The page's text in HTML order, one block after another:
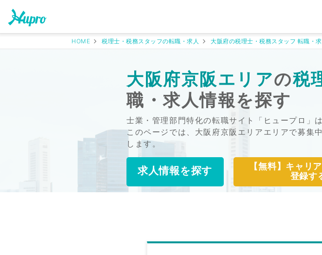
HOME 税理士・税務スタッフの転職・求人 大阪府の税理士・税務スタッフ 転職・求
大阪府京阪エリアの税
職・求人情報を探す
士業・管理部門特化の転職サイト「ヒュープロ」
このページでは、大阪府京阪エリアエリアで募集
します。
求人情報を探す
【無料】キャリ
登録す